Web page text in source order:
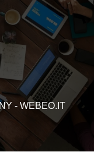
- WEBEO.IT